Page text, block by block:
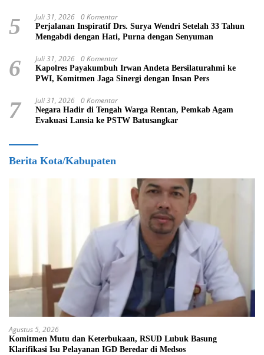
5 Juli 31, 2026 0 Komentar
Perjalanan Inspiratif Drs. Surya Wendri Setelah 33 Tahun
Mengabdi dengan Hati, Purna dengan Senyuman
6 Juli 31, 2026 0 Komentar
Kapolres Payakumbuh Irwan Andeta Bersilaturahmi ke
PWI, Komitmen Jaga Sinergi dengan Insan Pers
7 Juli 31, 2026 0 Komentar
Negara Hadir di Tengah Warga Rentan, Pemkab Agam
Evakuasi Lansia ke PSTW Batusangkar
Berita Kota/Kabupaten
Agustus 5, 2026
Komitmen Mutu dan Keterbukaan, RSUD Lubuk Basung
Klarifikasi Isu Pelayanan IGD Beredar di Medsos